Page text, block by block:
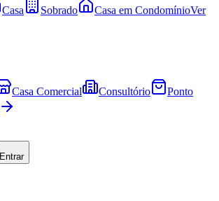
Casa Sobrado Casa em CondomínioVer
Casa Comercial Consultório
Ponto
Entrar